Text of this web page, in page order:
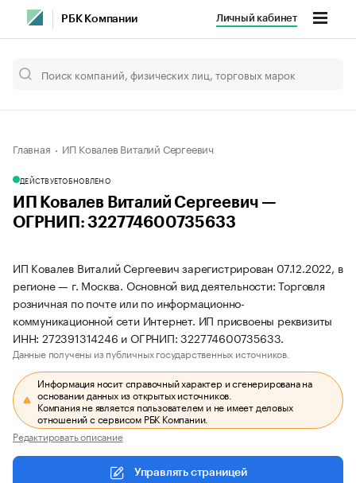
РБК Компании Личный кабинет
Главная ИП Ковалев Виталий Сергеевич
ДЕЙСТВУЕТОБНОВЛЕНО
ИП Ковалев Виталий Сергеевич —
ОГРНИП: 322774600735633
ИП Ковалев Виталий Сергеевич зарегистрирован 07.12.2022, в
регионе — г. Москва. Основной вид деятельности: Торговля
розничная по почте или по информационно-
коммуникационной сети Интернет. ИП присвоены реквизиты
ИНН: 272391314246 и ОГРНИП: 322774600735633.
Данные получены из публичных государственных источников.
Информация носит справочный характер и сгенерирована на
основании данных из открытых источников.
Компания не является пользователем и не имеет деловых
отношений с сервисом РБК Компании.
Редактировать описание
Управлять страницей